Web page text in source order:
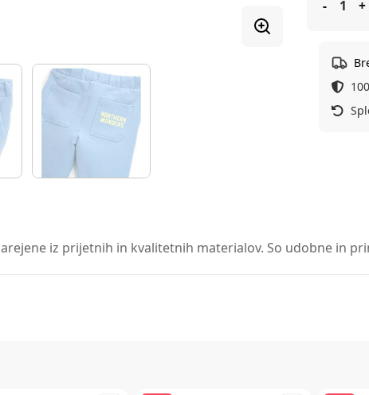
iz prijetnih in kvalitetnih materialov. So udobne in